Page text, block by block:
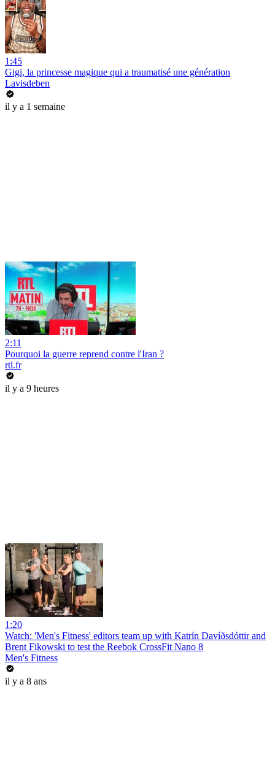
1:45
Gigi, la princesse magique qui a traumatisé une génération
Lavisdeben
il y a 1 semaine
2:11
Pourquoi la guerre reprend contre l'Iran ?
rtl.fr
il y a 9 heures
1:20
Watch: 'Men's Fitness' editors team up with Katrín Davíðsdóttir and
Brent Fikowski to test the Reebok CrossFit Nano 8
Men's Fitness
il y a 8 ans